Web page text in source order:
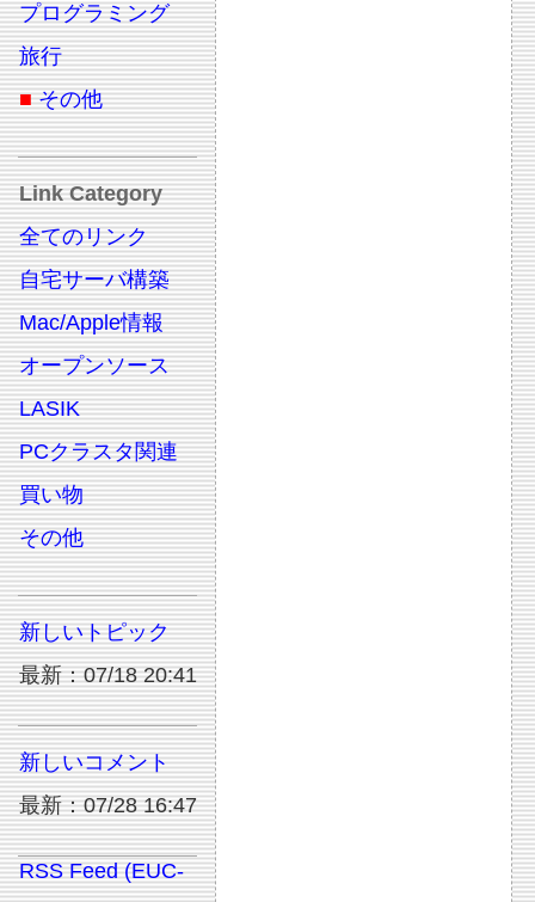
プログラミング
旅行
■ その他
Link Category
全てのリンク
自宅サーバ構築
Mac/Apple情報
オープンソース
LASIK
PCクラスタ関連
買い物
その他
新しいトピック
最新：07/18 20:41
新しいコメント
最新：07/28 16:47
RSS Feed (EUC-